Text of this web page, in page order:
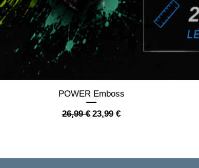
Schnellansicht
POWER Emboss
Standardpreis
26,99 € Sale-Preis
23,99 €